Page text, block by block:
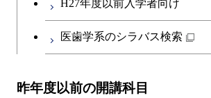
H27年度以前入学者向け
医歯学系のシラバス検索
昨年度以前の開講科目